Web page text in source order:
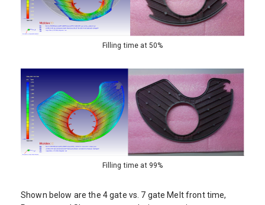
Filling time at 50%
Filling time at 99%
Shown below are the 4 gate vs. 7 gate Melt front time,